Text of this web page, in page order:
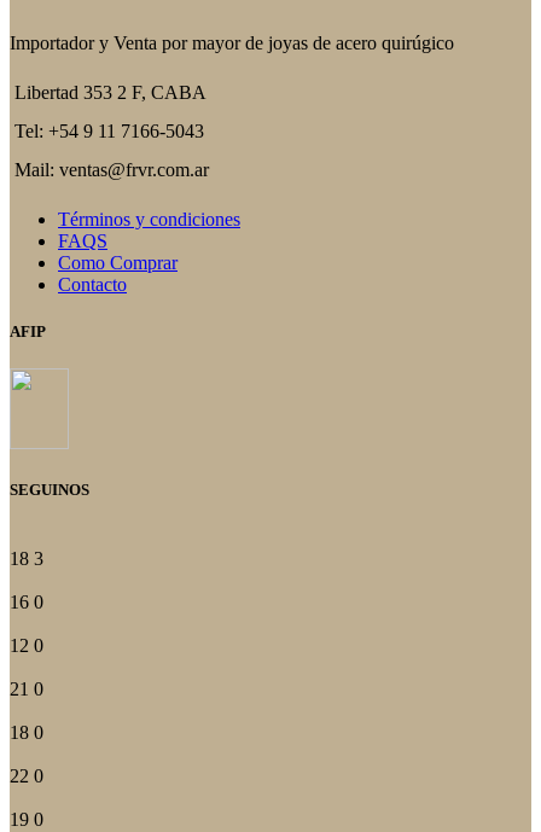
Importador y Venta por mayor de joyas de acero quirúgico
Libertad 353 2 F, CABA
Tel: +54 9 11 7166-5043
Mail: ventas@frvr.com.ar
Términos y condiciones
FAQS
Como Comprar
Contacto
AFIP
SEGUINOS
18 3
16 0
12 0
21 0
18 0
22 0
19 0